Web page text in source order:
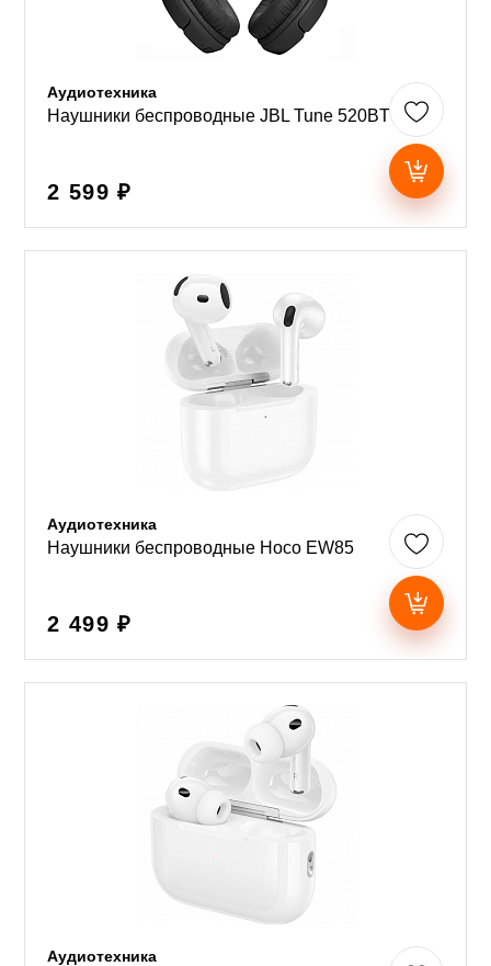
Аудиотехника
Наушники беспроводные JBL Tune 520BT
2 599 ₽
Аудиотехника
Наушники беспроводные Hoco EW85
2 499 ₽
Аудиотехника